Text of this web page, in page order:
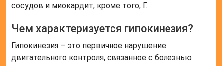
сосудов и миокардит, кроме того, Г.
Чем характеризуется гипокинезия?
Гипокинезия – это первичное нарушение
двигательного контроля, связанное с болезнью